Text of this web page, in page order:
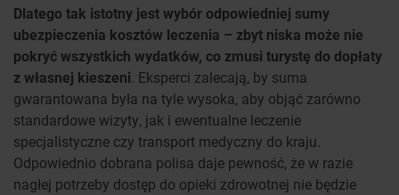
Dlatego tak istotny jest wybór odpowiedniej sumy
ubezpieczenia kosztów leczenia – zbyt niska może nie
pokryć wszystkich wydatków, co zmusi turystę do dopłaty
z własnej kieszeni. Eksperci zalecają, by suma
gwarantowana była na tyle wysoka, aby objąć zarówno
standardowe wizyty, jak i ewentualne leczenie
specjalistyczne czy transport medyczny do kraju.
Odpowiednio dobrana polisa daje pewność, że w razie
nagłej potrzeby dostęp do opieki zdrowotnej nie będzie